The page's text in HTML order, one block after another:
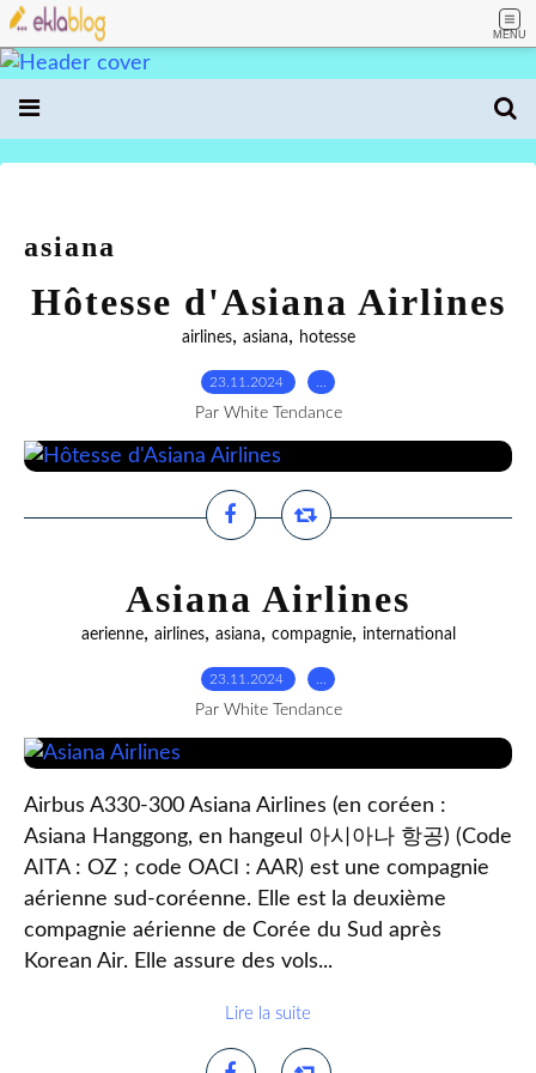
MENU
asiana
Hôtesse d'Asiana Airlines
airlines, asiana, hotesse
23.11.2024
Par White Tendance
Asiana Airlines
aerienne, airlines, asiana, compagnie, international
23.11.2024
Par White Tendance
Airbus A330-300 Asiana Airlines (en coréen :
Asiana Hanggong, en hangeul 아시아나 항공) (Code
AITA : OZ ; code OACI : AAR) est une compagnie
aérienne sud-coréenne. Elle est la deuxième
compagnie aérienne de Corée du Sud après
Korean Air. Elle assure des vols...
Lire la suite